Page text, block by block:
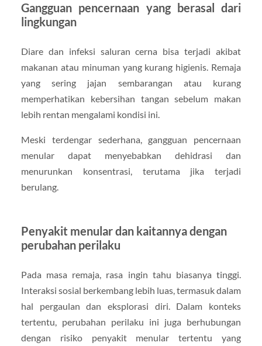
Gangguan pencernaan yang berasal dari
lingkungan
Diare dan infeksi saluran cerna bisa terjadi akibat
makanan atau minuman yang kurang higienis. Remaja
yang sering jajan sembarangan atau kurang
memperhatikan kebersihan tangan sebelum makan
lebih rentan mengalami kondisi ini.
Meski terdengar sederhana, gangguan pencernaan
menular dapat menyebabkan dehidrasi dan
menurunkan konsentrasi, terutama jika terjadi
berulang.
Penyakit menular dan kaitannya dengan
perubahan perilaku
Pada masa remaja, rasa ingin tahu biasanya tinggi.
Interaksi sosial berkembang lebih luas, termasuk dalam
hal pergaulan dan eksplorasi diri. Dalam konteks
tertentu, perubahan perilaku ini juga berhubungan
dengan risiko penyakit menular tertentu yang